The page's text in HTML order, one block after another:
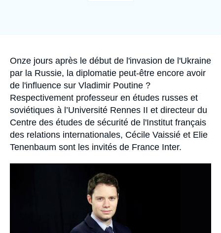
Accroche
Onze jours après le début de l'invasion de l'Ukraine
par la Russie, la diplomatie peut-être encore avoir
de l'influence sur Vladimir Poutine ?
Respectivement professeur en études russes et
soviétiques à l’Université Rennes II et directeur du
Centre des études de sécurité de l'Institut français
des relations internationales, Cécile Vaissié et Elie
Tenenbaum sont les invités de France Inter.